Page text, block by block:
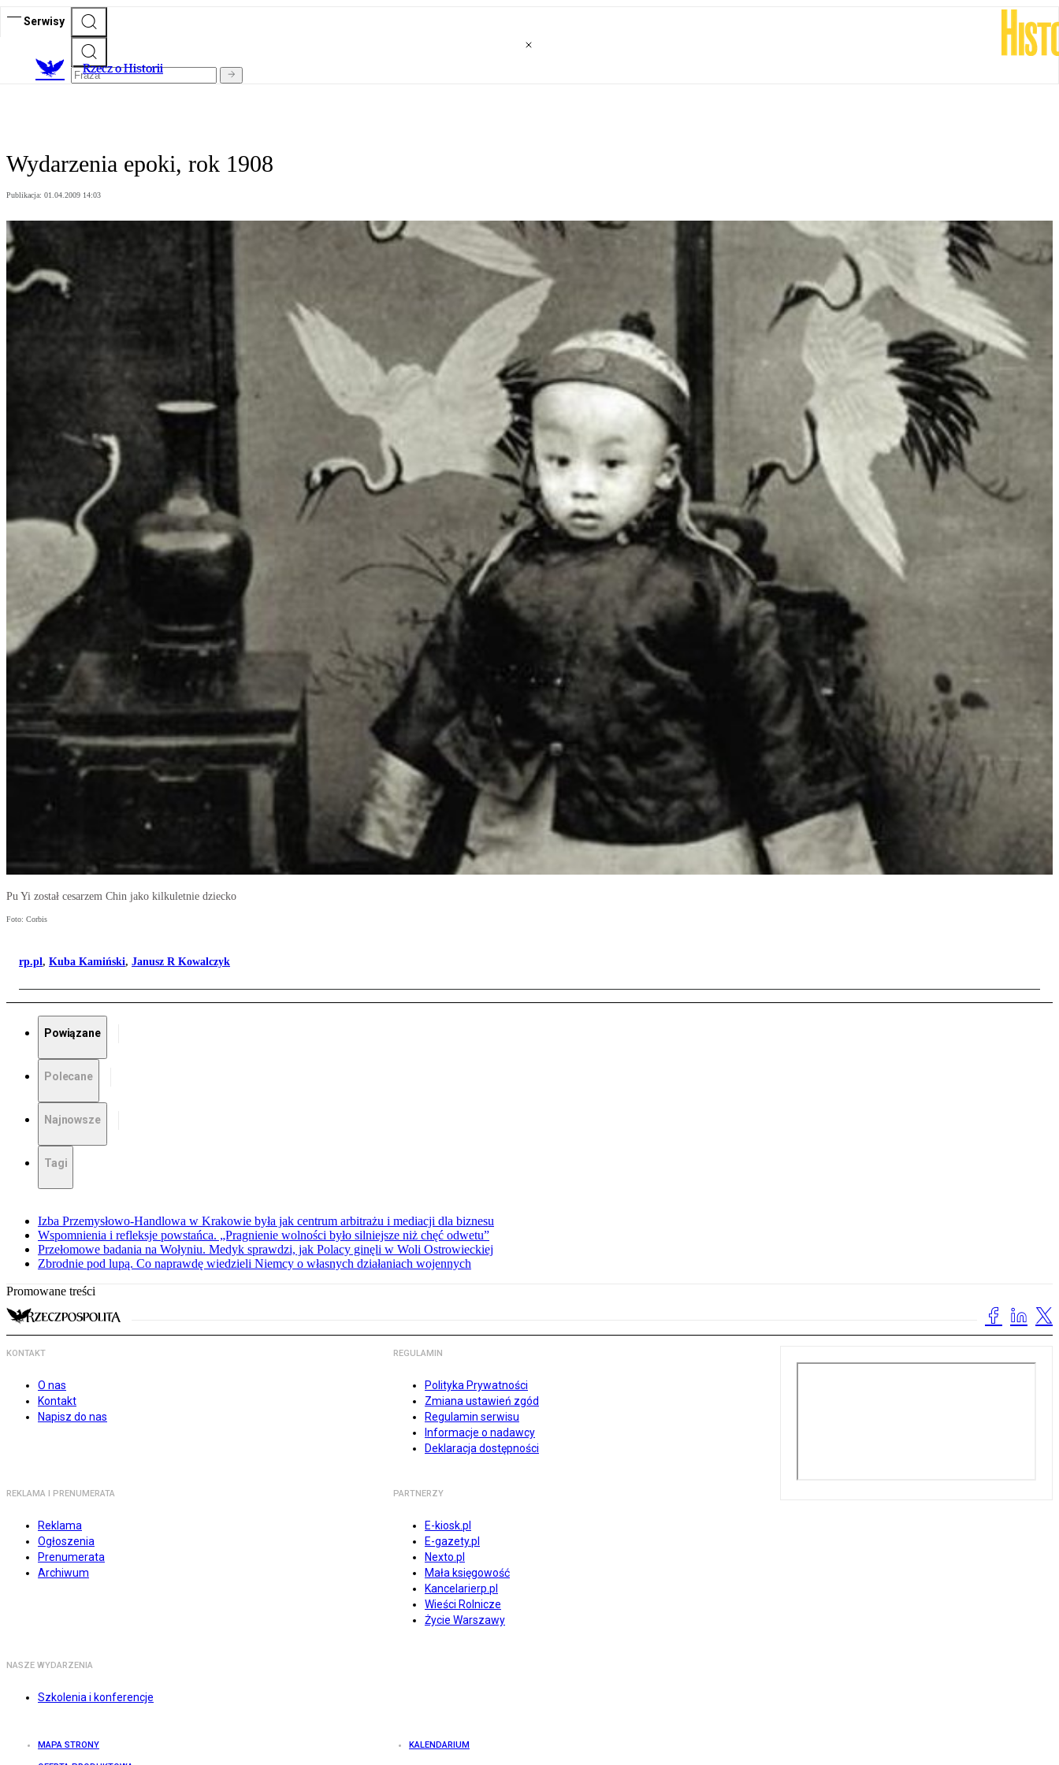
Serwisy
Rzecz o Historii
Wydarzenia epoki, rok 1908
Publikacja: 01.04.2009 14:03
Pu Yi został cesarzem Chin jako kilkuletnie dziecko
Foto: Corbis
rp.pl, Kuba Kamiński, Janusz R Kowalczyk
Powiązane
Polecane
Najnowsze
Tagi
Izba Przemysłowo-Handlowa w Krakowie była jak centrum arbitrażu i mediacji dla biznesu
Wspomnienia i refleksje powstańca. „Pragnienie wolności było silniejsze niż chęć odwetu”
Przełomowe badania na Wołyniu. Medyk sprawdzi, jak Polacy ginęli w Woli Ostrowieckiej
Zbrodnie pod lupą. Co naprawdę wiedzieli Niemcy o własnych działaniach wojennych
Promowane treści
KONTAKT
O nas
Kontakt
Napisz do nas
REGULAMIN
Polityka Prywatności
Zmiana ustawień zgód
Regulamin serwisu
Informacje o nadawcy
Deklaracja dostępności
REKLAMA I PRENUMERATA
Reklama
Ogłoszenia
Prenumerata
Archiwum
PARTNERZY
E-kiosk.pl
E-gazety.pl
Nexto.pl
Mała księgowość
Kancelarierp.pl
Wieści Rolnicze
Życie Warszawy
NASZE WYDARZENIA
Szkolenia i konferencje
MAPA STRONY KALENDARIUM